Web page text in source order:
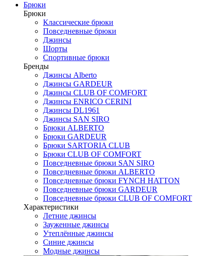
Брюки
Брюки
Классические брюки
Повседневные брюки
Джинсы
Шорты
Спортивные брюки
Бренды
Джинсы Alberto
Джинсы GARDEUR
Джинсы CLUB OF COMFORT
Джинсы ENRICO CERINI
Джинсы DL1961
Джинсы SAN SIRO
Брюки ALBERTO
Брюки GARDEUR
Брюки SARTORIA CLUB
Брюки CLUB OF COMFORT
Повседневные брюки SAN SIRO
Повседневные брюки ALBERTO
Повседневные брюки FYNCH HATTON
Повседневные брюки GARDEUR
Повседневные брюки CLUB OF COMFORT
Характеристики
Летние джинсы
Зауженные джинсы
Утеплённые джинсы
Синие джинсы
Модные джинсы